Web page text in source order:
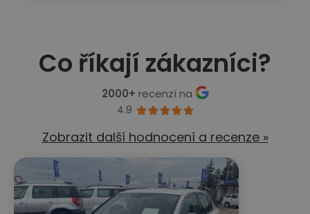
Co říkají zákazníci?
2000+ recenzí na
4.9 
Zobrazit další hodnocení a recenze »